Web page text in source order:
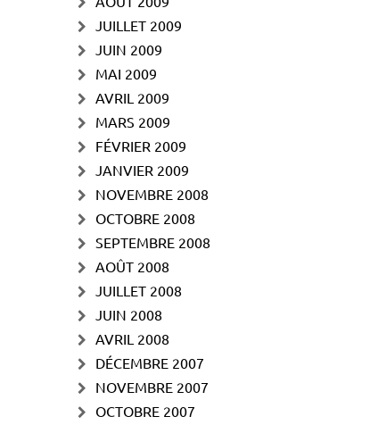
JUILLET 2009
JUIN 2009
MAI 2009
AVRIL 2009
MARS 2009
FÉVRIER 2009
JANVIER 2009
NOVEMBRE 2008
OCTOBRE 2008
SEPTEMBRE 2008
AOÛT 2008
JUILLET 2008
JUIN 2008
AVRIL 2008
DÉCEMBRE 2007
NOVEMBRE 2007
OCTOBRE 2007